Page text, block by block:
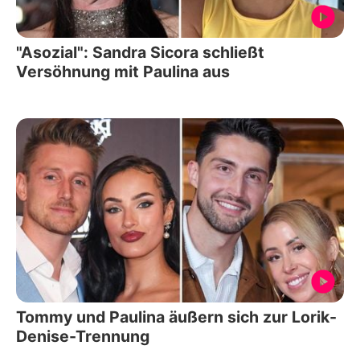
"Asozial": Sandra Sicora schließt
Versöhnung mit Paulina aus
Tommy und Paulina äußern sich zur Lorik-
Denise-Trennung